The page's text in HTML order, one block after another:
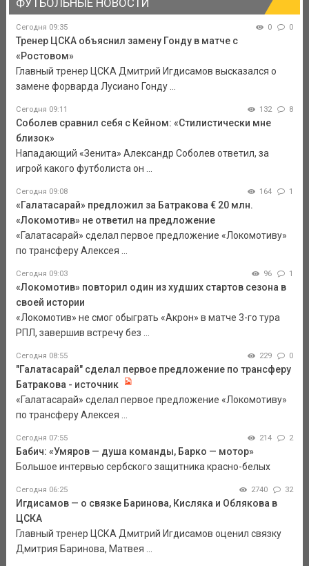
Сегодня 09:35 0 0
Тренер ЦСКА объяснил замену Гонду в матче с
«Ростовом»
Главный тренер ЦСКА Дмитрий Игдисамов высказался о
замене форварда Лусиано Гонду ...
Сегодня 09:11 132 8
Соболев сравнил себя с Кейном: «Стилистически мне
близок»
Нападающий «Зенита» Александр Соболев ответил, за
игрой какого футболиста он ...
Сегодня 09:08 164 1
«Галатасарай» предложил за Батракова € 20 млн.
«Локомотив» не ответил на предложение
«Галатасарай» сделал первое предложение «Локомотиву»
по трансферу Алексея ...
Сегодня 09:03 96 1
«Локомотив» повторил один из худших стартов сезона в
своей истории
«Локомотив» не смог обыграть «Акрон» в матче 3-го тура
РПЛ, завершив встречу без ...
Сегодня 08:55 229 0
"Галатасарай" сделал первое предложение по трансферу
Батракова - источник
«Галатасарай» сделал первое предложение «Локомотиву»
по трансферу Алексея ...
Сегодня 07:55 214 2
Бабич: «Умяров — душа команды, Барко — мотор»
Большое интервью сербского защитника красно-белых
Сегодня 06:25 2740 32
Игдисамов — о связке Баринова, Кисляка и Облякова в
ЦСКА
Главный тренер ЦСКА Дмитрий Игдисамов оценил связку
Дмитрия Баринова, Матвея ...